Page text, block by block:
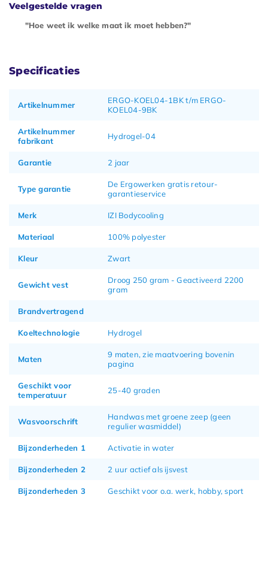
Veelgestelde vragen
"Hoe weet ik welke maat ik moet hebben?"
Specificaties
Artikelnummer
ERGO-KOEL04-1BK t/m ERGO-
KOEL04-9BK
Artikelnummer
fabrikant
Hydrogel-04
Garantie 2 jaar
Type garantie
De Ergowerken gratis retour-
garantieservice
Merk IZI Bodycooling
Materiaal 100% polyester
Kleur Zwart
Gewicht vest
Droog 250 gram - Geactiveerd 2200
gram
Brandvertragend
Koeltechnologie Hydrogel
Maten
9 maten, zie maatvoering bovenin
pagina
Geschikt voor
temperatuur
25-40 graden
Wasvoorschrift
Handwas met groene zeep (geen
regulier wasmiddel)
Bijzonderheden 1 Activatie in water
Bijzonderheden 2 2 uur actief als ijsvest
Bijzonderheden 3 Geschikt voor o.a. werk, hobby, sport